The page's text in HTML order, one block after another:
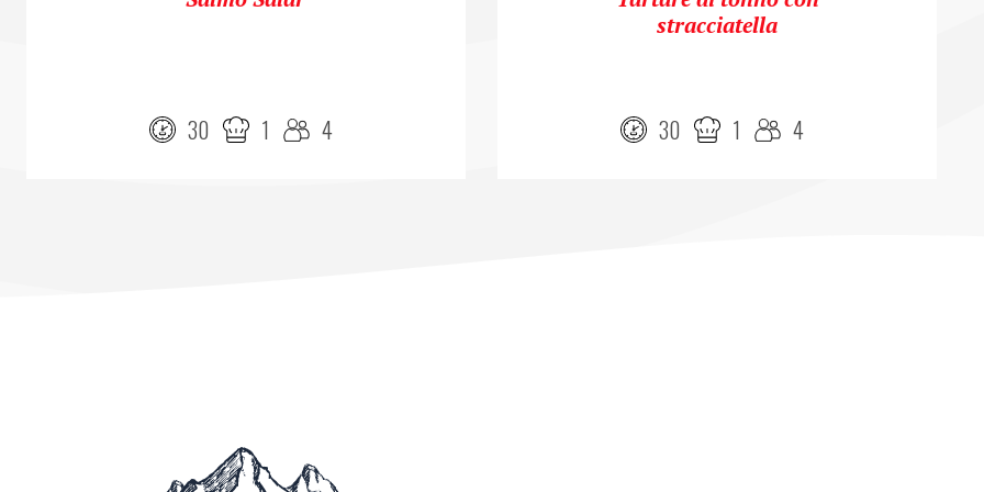
30 1 4
stracciatella
30 1 4